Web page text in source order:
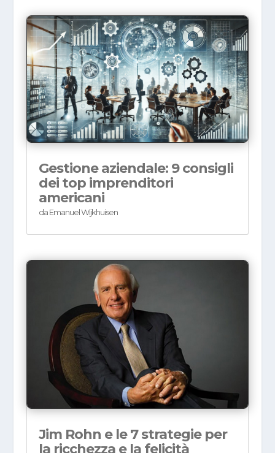
Gestione aziendale: 9 consigli
dei top imprenditori
americani
daEmanuel Wijkhuisen
Jim Rohn e le 7 strategie per
la ricchezza e la felicità